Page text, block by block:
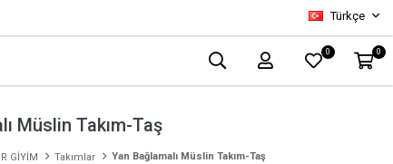
Türkçe
0 0
Müslin Takım-Taş
GİYİM Takımlar Yan Bağlamalı Müslin Takım-Taş